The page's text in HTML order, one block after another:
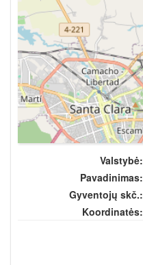
Valstybė:
Pavadinimas:
Gyventojų skč.:
Koordinatės: